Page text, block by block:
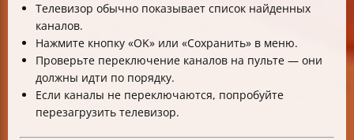
Телевизор обычно показывает список найденных
каналов.
Нажмите кнопку «OK» или «Сохранить» в меню.
Проверьте переключение каналов на пульте — они
должны идти по порядку.
Если каналы не переключаются, попробуйте
перезагрузить телевизор.